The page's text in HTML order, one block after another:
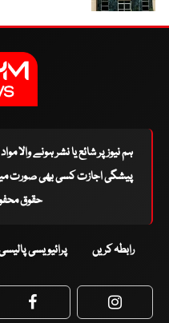
ہم نیوز پر شائع یا نشر ہونے والا
پیشگی اجازت کسی بھی صورت میں
حقوق
رابطہ کریں پرائیویسی
Facebook